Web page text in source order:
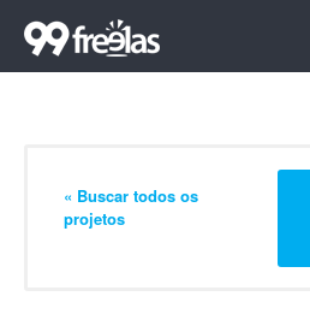
« Buscar todos os
projetos